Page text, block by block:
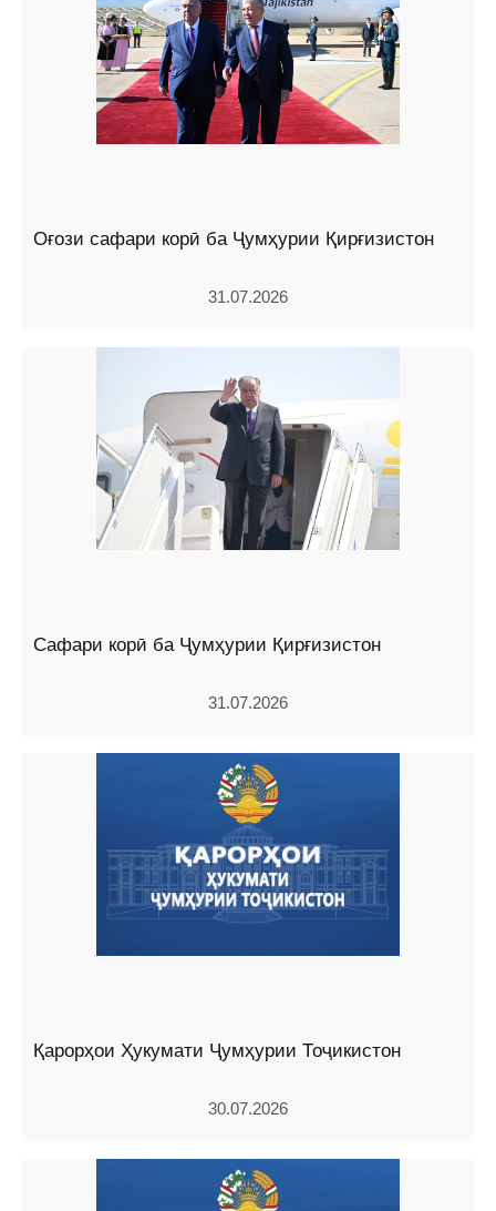
Оғози сафари корӣ ба Ҷумҳурии Қирғизистон
31.07.2026
Сафари корӣ ба Ҷумҳурии Қирғизистон
31.07.2026
Қарорҳои Ҳукумати Ҷумҳурии Тоҷикистон
30.07.2026